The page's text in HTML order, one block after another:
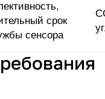
срок
сенсора